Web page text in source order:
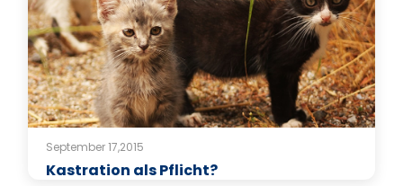
September 17,2015
Kastration als Pflicht?